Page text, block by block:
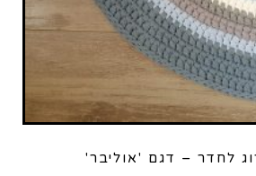
לחדר – דגם 'אוליבר'